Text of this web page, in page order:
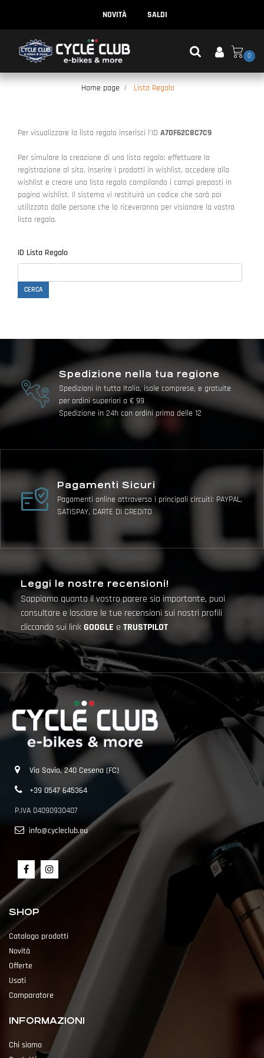
NOVITÀ SALDI
0
Home page Lista Regalo
Per visualizzare la lista regalo inserisci l'ID A7DF62C8C7C9
Per simulare la creazione di una lista regalo: effettuare la
registrazione al sito, inserire i prodotti in wishlist, accedere alla
wishlist e creare una lista regalo compilando i campi preposti in
pagina wishlist. Il sistema vi restituirà un codice che sarà poi
utilizzato dalle persone che lo riceveranno per visionare la vostra
lista regalo.
ID Lista Regalo
CERCA
Spedizione nella tua regione
Spedizioni in tutta Italia, isole comprese, e gratuite
per ordini superiori a € 99
Spedizione in 24h con ordini prima delle 12
Pagamenti Sicuri
Pagamenti online attraverso i principali circuiti: PAYPAL,
SATISPAY, CARTE DI CREDITO
Leggi le nostre recensioni!
Sappiamo quanto il vostro parere sia importante, puoi
consultare e lasciare le tue recensioni sui nostri profili
cliccando sui linkGOOGLE e TRUSTPILOT
Via Savio, 240 Cesena (FC)
+39 0547 645364
P.IVA 04090930407
info@cycleclub.eu
SHOP
Catalogo prodotti
Novità
Offerte
Usati
Comparatore
INFORMAZIONI
Chi siamo